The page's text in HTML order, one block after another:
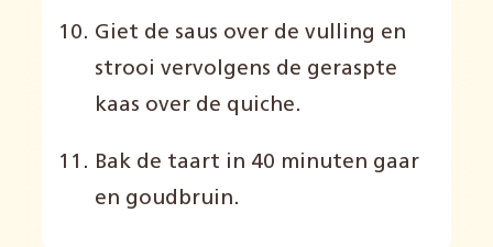
Giet de saus over de vulling en
strooi vervolgens de geraspte
kaas over de quiche.
Bak de taart in 40 minuten gaar
en goudbruin.